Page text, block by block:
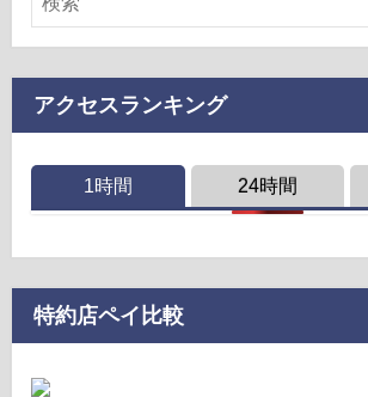
アクセスランキング
1時間 24時間
特約店ペイ比較